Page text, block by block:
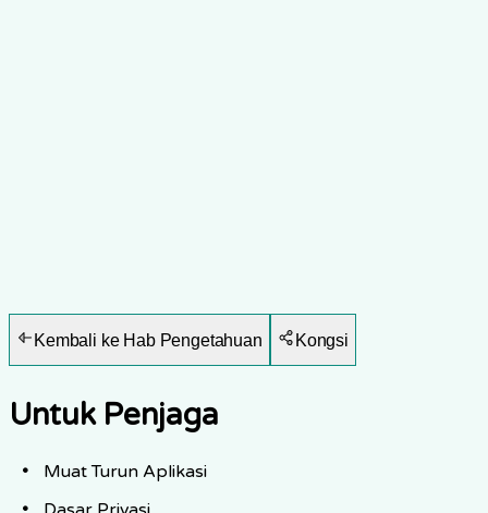
Kembali ke Hab Pengetahuan Kongsi
Untuk Penjaga
Muat Turun Aplikasi